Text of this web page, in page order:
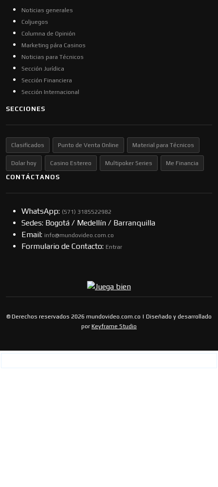
Noticias generales
Coljuegos
Columna de Opinión
Marketing pára Casinos
Noticias para Técnicos
Sección Jurídica
Sección Financiera
Sección Internacional
SECCIONES
Clasificados Punto de Venta Online Material para Técnicos
Dolar hoy Casino Estereo Multipoker Series Me Financia
CONTÁCTANOS
WhatsApp: (57​​1) 3185522982
Sedes: Bogotá / Medellín / Barranquilla
Email: info@mundovideo.com.co
Formulario de Contacto: Entrar
© Derechos reservados 2026 mundovideo.com.co | Diseñado y desarrollado
por Keyframe Studio